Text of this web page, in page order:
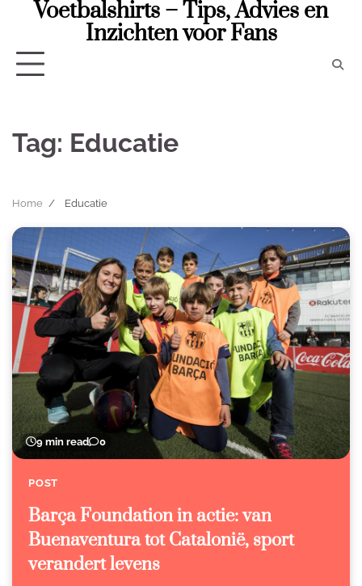
Voetbalshirts – Tips, Advies en
Inzichten voor Fans
Tag: Educatie
Home Educatie
9 min read 0
POST
Barça Foundation in actie: van
Buenaventura tot Catalonië, sport
verandert levens